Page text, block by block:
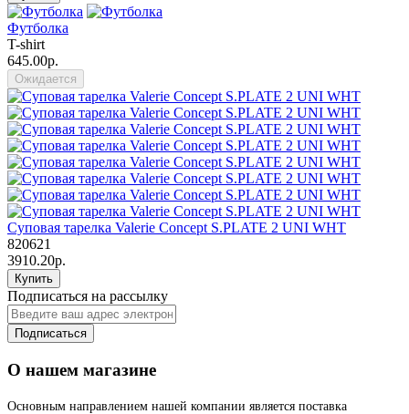
Футболка
T-shirt
645.00р.
Ожидается
Суповая тарелка Valerie Concept S.PLATE 2 UNI WHT
820621
3910.20р.
Купить
Подписаться на рассылку
Подписаться
О нашем магазине
Основным направлением нашей компании является поставка